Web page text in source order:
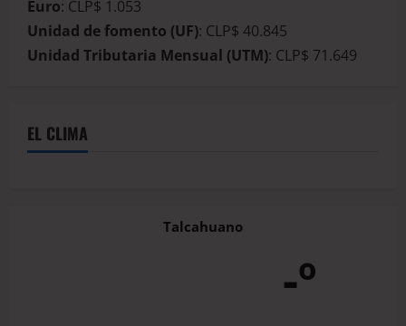
Euro: CLP$ 1.053
Unidad de fomento (UF): CLP$ 40.845
Unidad Tributaria Mensual (UTM): CLP$ 71.649
EL CLIMA
Talcahuano
-º